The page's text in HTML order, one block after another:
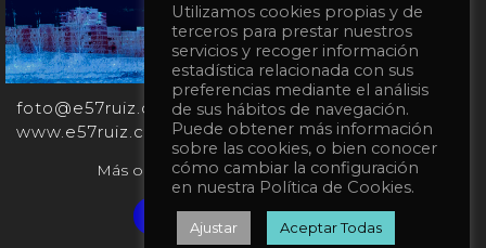
+34
651
862
863
foto@e57ruiz.com
www.e57ruiz.com
Más obras en la galería virtual Singulart:
Verified artist on Singulart
Utilizamos cookies propias y de
terceros para prestar nuestros
servicios y recoger información
estadística relacionada con sus
preferencias mediante el análisis
de sus hábitos de navegación.
Puede obtener más información
sobre las cookies, o bien conocer
cómo cambiar la configuración
en nuestra Política de Cookies.
Ajustar Aceptar Todas